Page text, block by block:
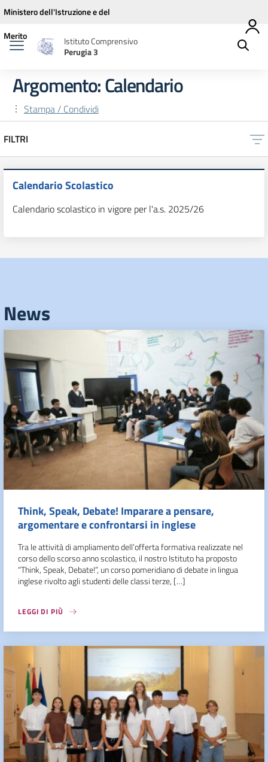
Vai ai contenuti
Vai al menu di navigazione
Vai al footer
Ministero dell'Istruzione e del
Merito
Istituto Comprensivo
Perugia 3
Argomento: Calendario
Stampa / Condividi
FILTRI
Calendario Scolastico
Calendario scolastico in vigore per l'a.s. 2025/26
News
Think, Speak, Debate! Imparare a pensare,
argomentare e confrontarsi in inglese
Tra le attività di ampliamento dell’offerta formativa realizzate nel
corso dello scorso anno scolastico, il nostro Istituto ha proposto
“Think, Speak, Debate!”, un corso pomeridiano di debate in lingua
inglese rivolto agli studenti delle classi terze, […]
LEGGI DI PIÙ